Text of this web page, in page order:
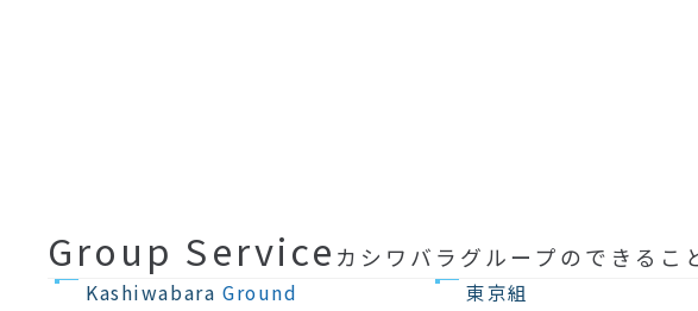
Group Service カシワバラグループのできるこ
不動産の開発
Kashiwabara Ground
住宅設計・建築
東京組